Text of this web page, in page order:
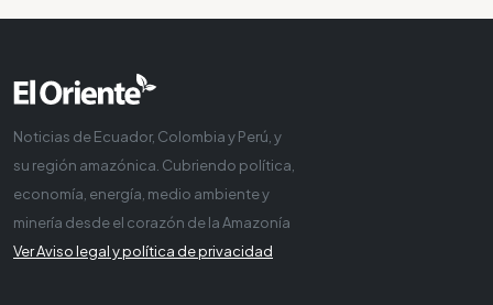
Noticias de Ecuador, Colombia y Perú, y
su región amazónica. Cubriendo política,
economía, energía, medio ambiente y
minería desde el corazón de la Amazonía
Ver Aviso legal y política de privacidad